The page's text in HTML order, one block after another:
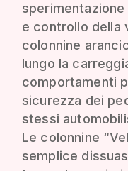
e controllo della
colonnine
lungo la
comportamenti
sicurezza dei
stessi
Le colonnine
semplice